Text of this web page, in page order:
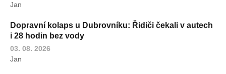
Jan
Dopravní kolaps u Dubrovníku: Řidiči čekali v autech
i 28 hodin bez vody
03. 08. 2026
Jan